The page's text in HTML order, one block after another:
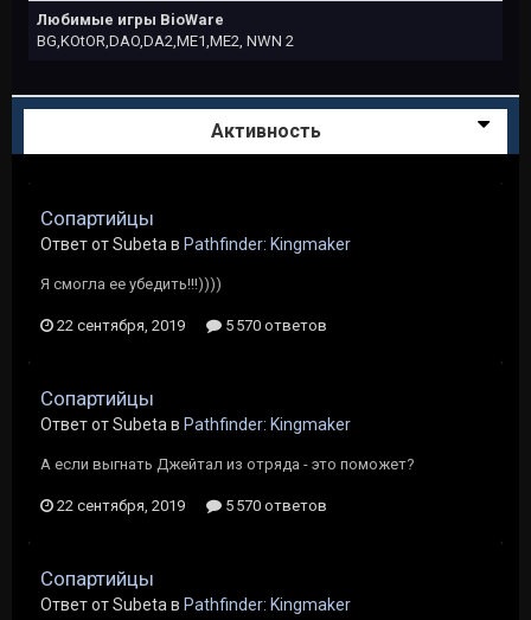
Любимые игры BioWare
BG,KOtOR,DAO,DA2,ME1,ME2, NWN 2
Активность
Сопартийцы
Ответ от Subeta в Pathfinder: Kingmaker
Я смогла ее убедить!!!))))
22 сентября, 2019 5 570 ответов
Сопартийцы
Ответ от Subeta в Pathfinder: Kingmaker
А если выгнать Джейтал из отряда - это поможет?
22 сентября, 2019 5 570 ответов
Сопартийцы
Ответ от Subeta в Pathfinder: Kingmaker